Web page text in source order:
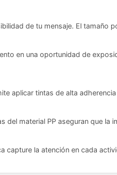
de tu mensaje. El tamaño
en una oportunidad de
aplicar tintas de alta
del material PP aseguran que la
capture la atención en cada